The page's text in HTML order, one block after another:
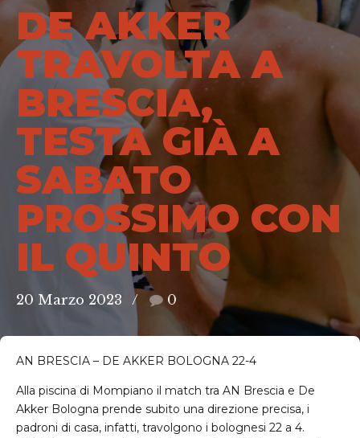
DE AKKER
TRAVOLTA A
BRESCIA,
TESTA GIÀ A
SABATO
PROSSIMO CON
IL QUINTO
20 Marzo 2023 0
AN BRESCIA – DE AKKER BOLOGNA 22-4
Alla piscina di Mompiano il match tra AN Brescia e De
Akker Bologna prende subito una direzione precisa, i
padroni di casa, infatti, travolgono i bolognesi 22 a 4.